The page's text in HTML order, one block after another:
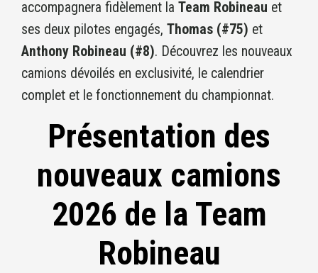
accompagnera fidèlement la Team Robineau et
ses deux pilotes engagés, Thomas (#75) et
Anthony Robineau (#8). Découvrez les nouveaux
camions dévoilés en exclusivité, le calendrier
complet et le fonctionnement du championnat.
Présentation des
nouveaux camions
2026 de la Team
Robineau